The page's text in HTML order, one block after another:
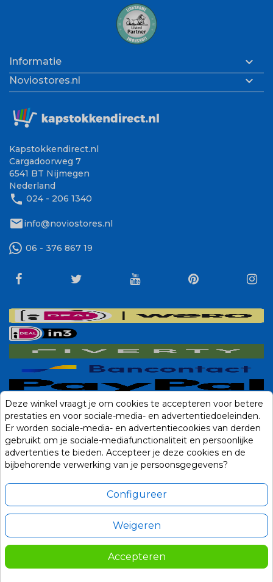
Informatie 
Noviostores.nl 
Kapstokkendirect.nl
Cargadoorweg 7
6541 BT Nijmegen
Nederland
phone 024 - 206 1340
mailinfo@noviostores.nl
06 - 376 867 19
Deze winkel vraagt je om cookies te accepteren voor betere
prestaties en voor sociale-media- en advertentiedoeleinden.
Er worden sociale-media- en advertentiecookies van derden
gebruikt om je sociale-mediafunctionaliteit en persoonlijke
advertenties te bieden. Accepteer je deze cookies en de
bijbehorende verwerking van je persoonsgegevens?
Configureer
Weigeren
Accepteren